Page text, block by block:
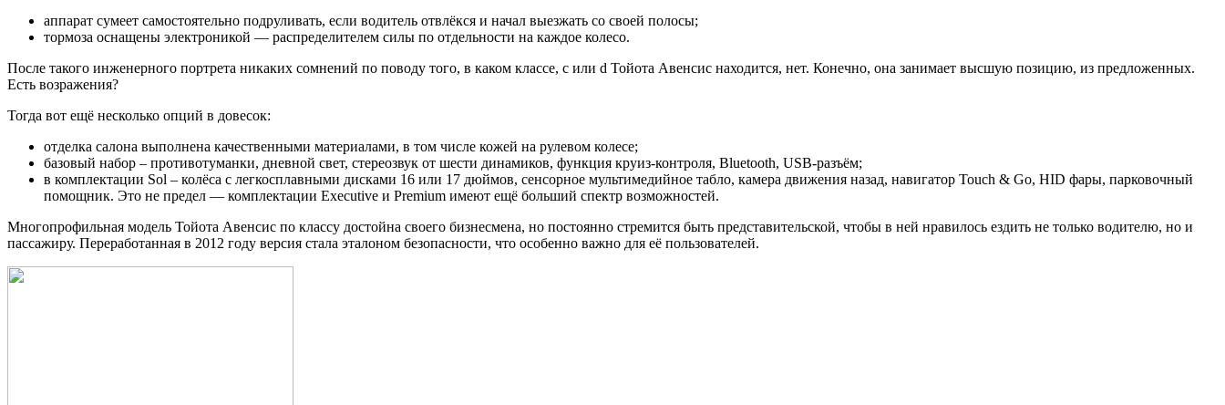
аппарат сумеет самостоятельно подруливать, если водитель отвлёкся и начал выезжать со своей полосы;
тормоза оснащены электроникой — распределителем силы по отдельности на каждое колесо.
После такого инженерного портрета никаких сомнений по поводу того, в каком классе, с или d Тойота Авенсис находится, нет. Конечно, она занимает высшую позицию, из предложенных.
Есть возражения?
Тогда вот ещё несколько опций в довесок:
отделка салона выполнена качественными материалами, в том числе кожей на рулевом колесе;
базовый набор – противотуманки, дневной свет, стереозвук от шести динамиков, функция круиз-контроля, Bluetooth, USB-разъём;
в комплектации Sol – колёса с легкосплавными дисками 16 или 17 дюймов, сенсорное мультимедийное табло, камера движения назад, навигатор Touch & Go, HID фары, парковочный
помощник. Это не предел — комплектации Executive и Premium имеют ещё больший спектр возможностей.
Многопрофильная модель Тойота Авенсис по классу достойна своего бизнесмена, но постоянно стремится быть представительской, чтобы в ней нравилось ездить не только водителю, но и
пассажиру. Переработанная в 2012 году версия стала эталоном безопасности, что особенно важно для её пользователей.